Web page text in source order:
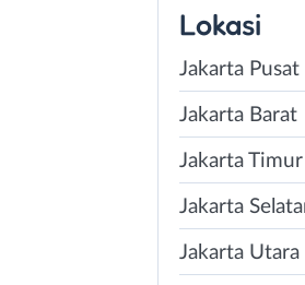
Lokasi
Jakarta Pusat
Jakarta Barat
Jakarta Timur
Jakarta
Jakarta Utara